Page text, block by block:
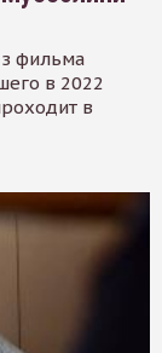
фильма
в 2022
в